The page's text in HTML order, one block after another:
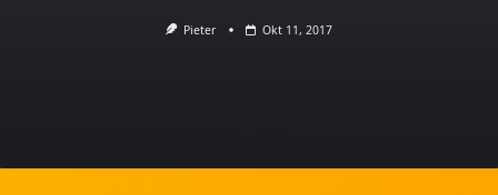
Pieter Okt 11, 2017